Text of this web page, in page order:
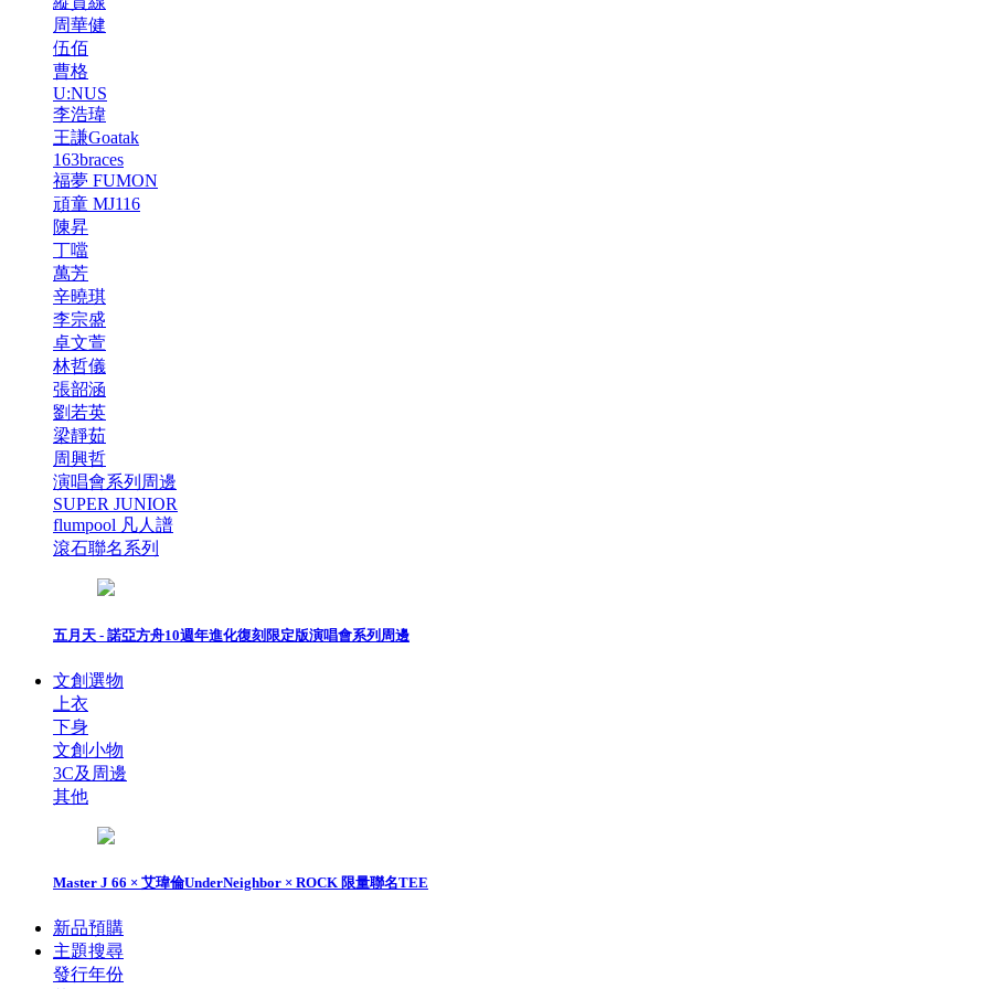
周華健
伍佰
曹格
U:NUS
李浩瑋
王謙Goatak
163braces
福夢 FUMON
頑童 MJ116
陳昇
丁噹
萬芳
辛曉琪
李宗盛
卓文萱
林哲儀
張韶涵
劉若英
梁靜茹
周興哲
演唱會系列周邊
SUPER JUNIOR
flumpool 凡人譜
滾石聯名系列
五月天 - 諾亞方舟10週年進化復刻限定版演唱會系列周邊
文創選物
上衣
下身
文創小物
3C及周邊
其他
Master J 66 × 艾瑋倫UnderNeighbor × ROCK 限量聯名TEE
新品預購
主題搜尋
發行年份